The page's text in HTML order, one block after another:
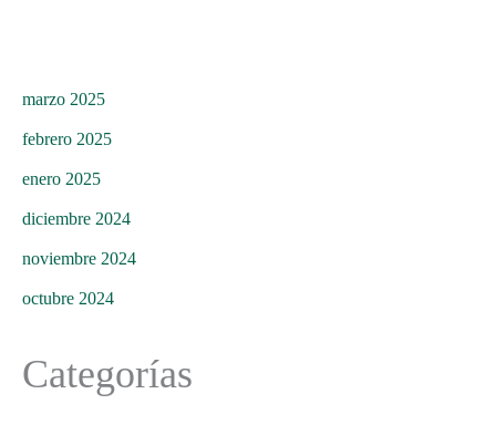
marzo 2025
febrero 2025
enero 2025
diciembre 2024
noviembre 2024
octubre 2024
Categorías